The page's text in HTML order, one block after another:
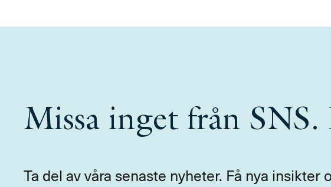
Missa inget från
Ta del av våra senaste nyheter. Få nya